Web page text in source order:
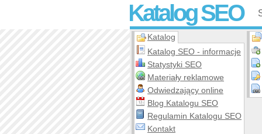
Katalog SEO
Katalog
Katalog SEO - informacje
Statystyki SEO
Materiały reklamowe
Odwiedzający online
Blog Katalogu SEO
Regulamin Katalogu SEO
Kontakt